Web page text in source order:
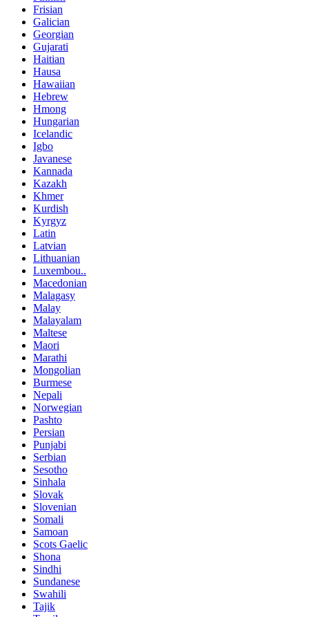
Frisian
Galician
Georgian
Gujarati
Haitian
Hausa
Hawaiian
Hebrew
Hmong
Hungarian
Icelandic
Igbo
Javanese
Kannada
Kazakh
Khmer
Kurdish
Kyrgyz
Latin
Latvian
Lithuanian
Luxembou..
Macedonian
Malagasy
Malay
Malayalam
Maltese
Maori
Marathi
Mongolian
Burmese
Nepali
Norwegian
Pashto
Persian
Punjabi
Serbian
Sesotho
Sinhala
Slovak
Slovenian
Somali
Samoan
Scots Gaelic
Shona
Sindhi
Sundanese
Swahili
Tajik